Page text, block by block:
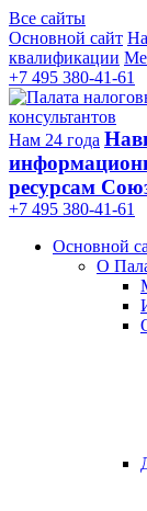
Все сайты
Основной сайт
квалификации
+7 495 380-41-61
консультантов
Нам 24 года
ресурсам
+7 495 380‑41‑61
Основной
О